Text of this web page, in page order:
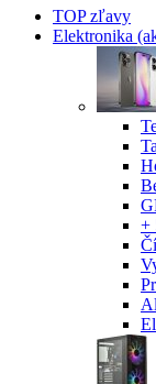
TOP zľavy
Elektronika
+